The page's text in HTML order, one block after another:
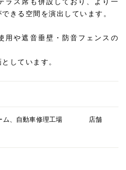
きる空間を演出しています。
用や遮音垂壁・防音フェンスの
しています。
ーム、自動車修理工場 店舗